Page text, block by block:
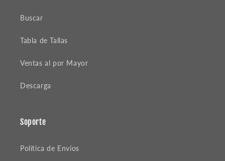
Buscar
Tabla de Tallas
Ventas al por Mayor
Descarga
Soporte
Política de Envíos